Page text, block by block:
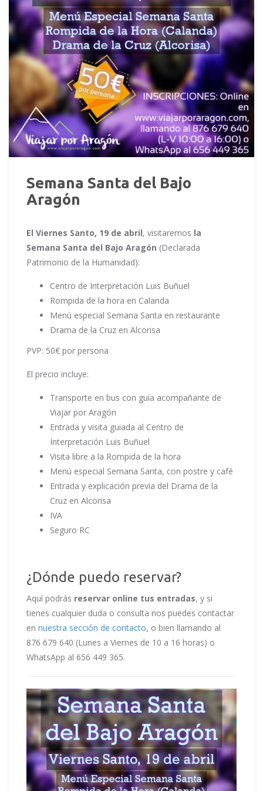
Semana Santa del Bajo
Aragón
El Viernes Santo, 19 de abril, visitaremos la
Semana Santa del Bajo Aragón (Declarada
Patrimonio de la Humanidad):
Centro de Interpretación Luis Buñuel
Rompida de la hora en Calanda
Menú especial Semana Santa en restaurante
Drama de la Cruz en Alcorisa
PVP: 50€ por persona
El precio incluye:
Transporte en bus con guía acompañante de
Viajar por Aragón
Entrada y visita guiada al Centro de
Interpretación Luis Buñuel
Visita libre a la Rompida de la hora
Menú especial Semana Santa, con postre y café
Entrada y explicación previa del Drama de la
Cruz en Alcorisa
IVA
Seguro RC
¿Dónde puedo reservar?
Aquí podrás reservar online tus entradas, y si
tienes cualquier duda o consulta nos puedes contactar
en nuestra sección de contacto, o bien llamando al
876 679 640 (Lunes a Viernes de 10 a 16 horas) o
WhatsApp al 656 449 365.